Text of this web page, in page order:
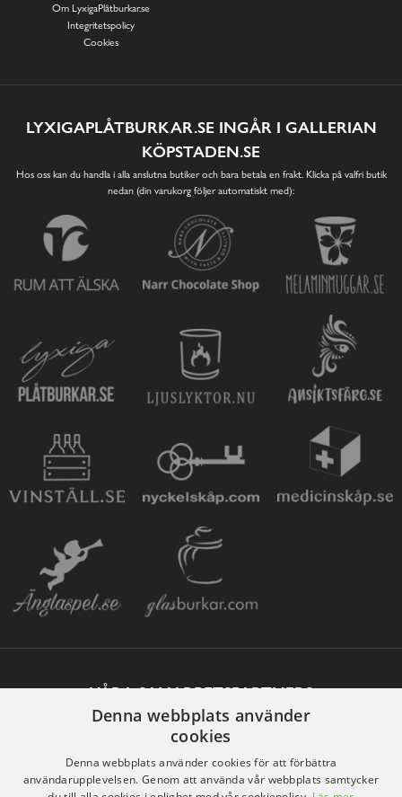
Om LyxigaPlåtburkar.se
Integritetspolicy
Cookies
LYXIGAPLÅTBURKAR.SE INGÅR I GALLERIAN
KÖPSTADEN.SE
Hos oss kan du handla i alla anslutna butiker och bara betala en frakt. Klicka på valfri butik
nedan (din varukorg följer automatiskt med):
VÅRA SAMARBETSPARTNERS
Denna webbplats använder
cookies
Denna webbplats använder cookies för att förbättra
användarupplevelsen. Genom att använda vår webbplats samtycker